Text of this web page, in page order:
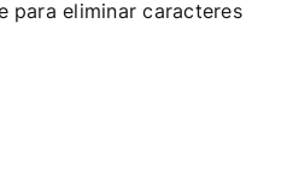
para eliminar caracteres